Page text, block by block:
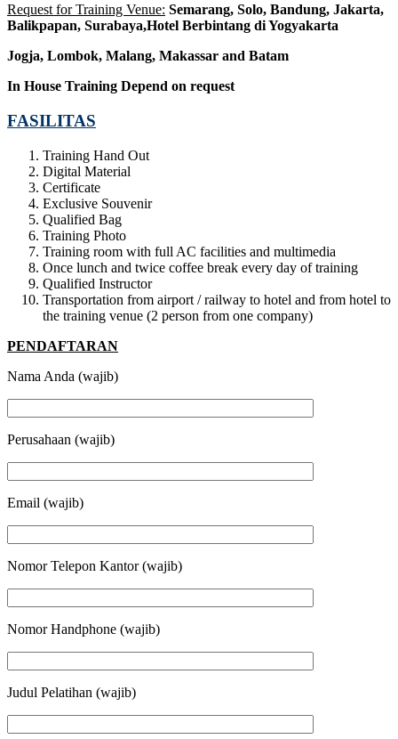
Request for Training Venue: Semarang, Solo, Bandung, Jakarta,
Balikpapan, Surabaya,Hotel Berbintang di Yogyakarta
Jogja, Lombok, Malang, Makassar and Batam
In House Training Depend on request
FASILITAS
Training Hand Out
Digital Material
Certificate
Exclusive Souvenir
Qualified Bag
Training Photo
Training room with full AC facilities and multimedia
Once lunch and twice coffee break every day of training
Qualified Instructor
Transportation from airport / railway to hotel and from hotel to
the training venue (2 person from one company)
PENDAFTARAN
Nama Anda (wajib)
Perusahaan (wajib)
Email (wajib)
Nomor Telepon Kantor (wajib)
Nomor Handphone (wajib)
Judul Pelatihan (wajib)